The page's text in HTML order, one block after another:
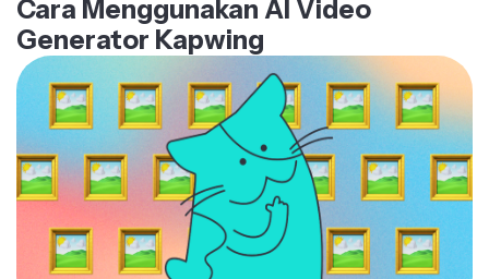
Cara Menggunakan AI Video
Generator Kapwing